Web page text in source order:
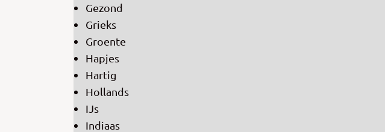
Gezond
Grieks
Groente
Hapjes
Hartig
Hollands
IJs
Indiaas